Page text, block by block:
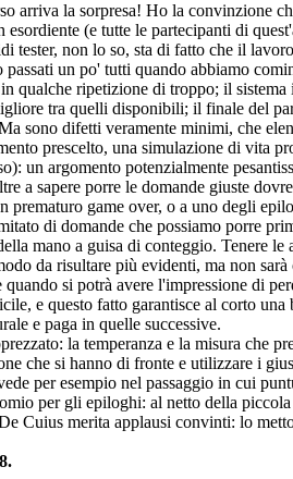
arriva la sorpresa! Ho la convinzione
esordiente (e tutte le partecipanti di
tester, non lo so, sta di fatto che il
un po' tutti quando abbiamo
qualche ripetizione di troppo; il
tra quelli disponibili; il finale del
sono difetti veramente minimi, che
prescelto, una simulazione di vita
un argomento potenzialmente
a sapere porre le domande giuste
prematuro game over, o a uno degli
di domande che possiamo porre
mano a guisa di conteggio. Tenere
da risultare più evidenti, ma non
si potrà avere l'impressione di
e questo fatto garantisce al corto
e paga in quelle successive.
la temperanza e la misura che
che si hanno di fronte e utilizzare i
per esempio nel passaggio in cui
per gli epiloghi: al netto della
Cuius merita applausi convinti: lo